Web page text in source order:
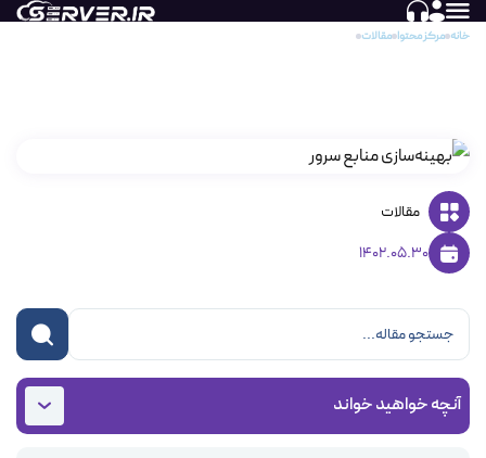
خانه مرکز محتوا مقالات
مقالات
1402.05.30
آنچه خواهید خواند